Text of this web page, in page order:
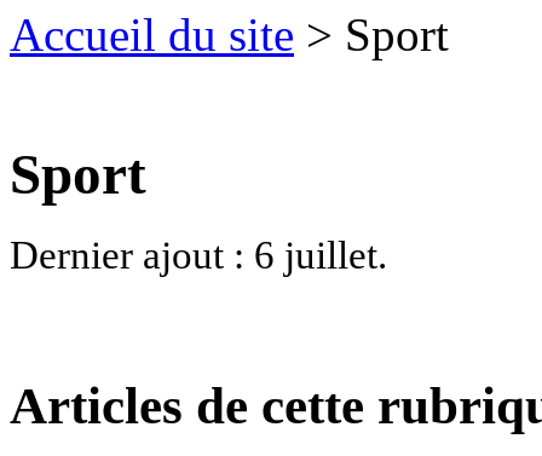
Accueil du site > Sport
Sport
Dernier ajout : 6 juillet.
Articles de cette